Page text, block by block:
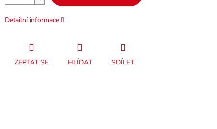
Detailní informace
ZEPTAT SE HLÍDAT SDÍLET